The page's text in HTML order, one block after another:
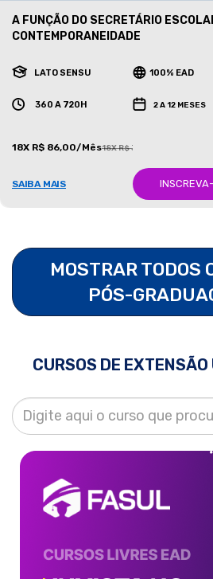
A FUNÇÃO DO SECRETÁRIO
CONTEMPORANEIDADE
LATO SENSU 100% EAD
360 A 720H 2 A 12 MESES
18X R$ 86,00/Mês18X R$ 387,00/Mês
SAIBA MAIS
MOSTRAR TODOS
PÓS-
CURSOS DE